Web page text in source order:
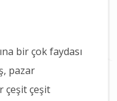
bir çok faydası
pazar
çeşit çeşit